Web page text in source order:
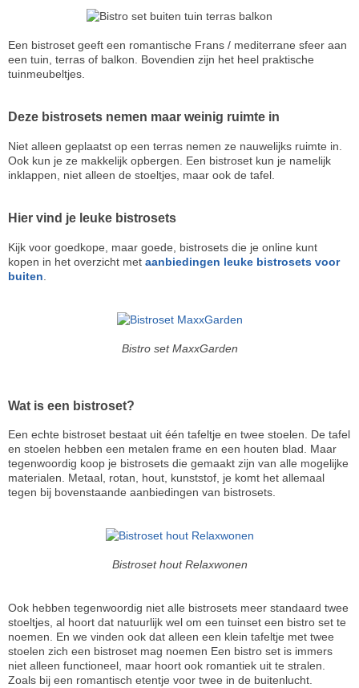
Een bistroset geeft een romantische Frans / mediterrane sfeer aan
een tuin, terras of balkon. Bovendien zijn het heel praktische
tuinmeubeltjes.
Deze bistrosets nemen maar weinig ruimte in
Niet alleen geplaatst op een terras nemen ze nauwelijks ruimte in.
Ook kun je ze makkelijk opbergen. Een bistroset kun je namelijk
inklappen, niet alleen de stoeltjes, maar ook de tafel.
Hier vind je leuke bistrosets
Kijk voor goedkope, maar goede, bistrosets die je online kunt
kopen in het overzicht met aanbiedingen leuke bistrosets voor
buiten
Bistro set MaxxGarden
Wat is een bistroset?
Een echte bistroset bestaat uit één tafeltje en twee stoelen. De tafel
en stoelen hebben een metalen frame en een houten blad. Maar
tegenwoordig koop je bistrosets die gemaakt zijn van alle mogelijke
materialen. Metaal, rotan, hout, kunststof, je komt het allemaal
tegen bij bovenstaande aanbiedingen van bistrosets.
Bistroset hout Relaxwonen
Ook hebben tegenwoordig niet alle bistrosets meer standaard twee
stoeltjes, al hoort dat natuurlijk wel om een tuinset een bistro set te
noemen. En we vinden ook dat alleen een klein tafeltje met twee
stoelen zich een bistroset mag noemen Een bistro set is immers
niet alleen functioneel, maar hoort ook romantiek uit te stralen.
Zoals bij een romantisch etentje voor twee in de buitenlucht.